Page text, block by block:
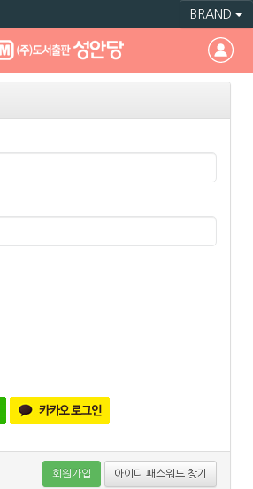
BRAND
회원가입 아이디 패스워드 찾기